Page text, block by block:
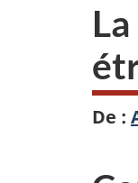
De :